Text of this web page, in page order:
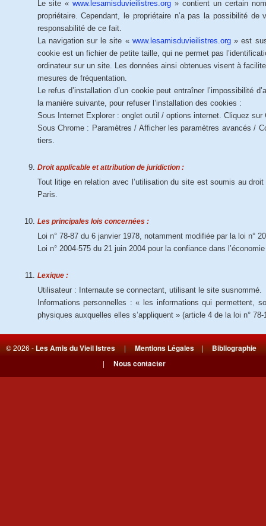
Le site «www.lesamisduvieilistres.org » contient un certain
propriétaire. Cependant, le propriétaire n’a pas la possibilité
responsabilité de ce fait.
La navigation sur le site « www.lesamisduvieilistres.org» est
cookie est un fichier de petite taille, qui ne permet pas
ordinateur sur un site. Les données ainsi obtenues visent à
mesures de fréquentation.
Le refus d’installation d’un cookie peut entraîner l’impossibilité
la manière suivante, pour refuser l’installation des cookies :
Sous Internet Explorer : onglet outil / options internet. Cliquez
Sous Chrome : Paramètres / Afficher les paramètres avancés /
tiers.
Droit applicable et attribution de juridiction :
Tout litige en relation avec l’utilisation du site est soumis au
Paris.
Les principales lois concernées :
Loi n° 78-87 du 6 janvier 1978, notamment modifiée par la loi n°
Loi n° 2004-575 du 21 juin 2004 pour la confiance dans
Lexique :
Utilisateur : Internaute se connectant, utilisant le site susnommé.
Informations personnelles : « les informations qui permettent,
physiques auxquelles elles s’appliquent » (article 4 de la loi n°
© 2026 -Les Amis du Vieil Istres|Mentions Légales|Bibliographie
| Nous contacter